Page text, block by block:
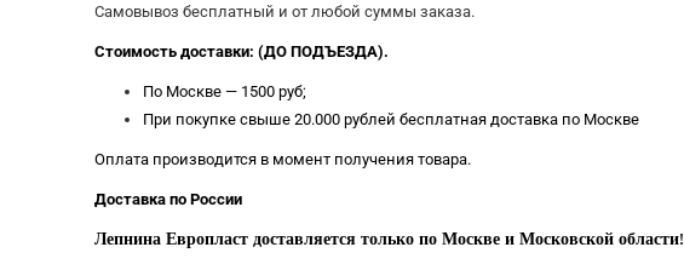
Самовывоз бесплатный и от любой суммы заказа.
Стоимость доставки: (ДО ПОДЪЕЗДА).
По Москве — 1500 руб;
При покупке свыше 20.000 рублей бесплатная доставка по Москве
Оплата производится в момент получения товара.
Доставка по России
Лепнина Европласт доставляется только по Москве и Московской области!